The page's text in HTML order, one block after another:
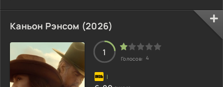
Каньон Рэнсом (2026)
1
Голосов: 4